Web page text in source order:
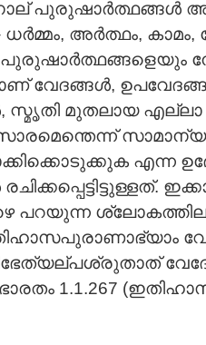
പുരുഷാര്‍ത്ഥങ്ങള്‍
അര്‍ത്ഥം, കാമം,
വേദങ്ങള്‍,
മുതലായ എല്ലാ
എന്ന
പറയുന്ന
1.1.267